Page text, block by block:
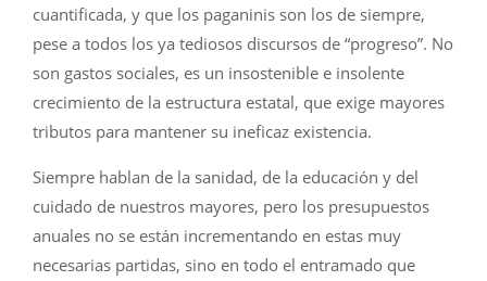
cuantificada, y que los paganinis son los de siempre,
pese a todos los ya tediosos discursos de “progreso”. No
son gastos sociales, es un insostenible e insolente
crecimiento de la estructura estatal, que exige mayores
tributos para mantener su ineficaz existencia.
Siempre hablan de la sanidad, de la educación y del
cuidado de nuestros mayores, pero los presupuestos
anuales no se están incrementando en estas muy
necesarias partidas, sino en todo el entramado que